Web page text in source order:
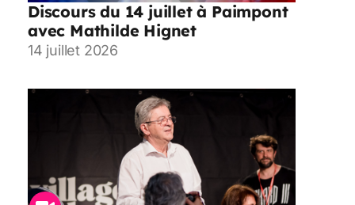
Discours du 14 juillet à Paimpont
avec Mathilde Hignet
14 juillet 2026